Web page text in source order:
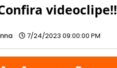
videoclipe!!
7/24/2023 09:00:00 PM